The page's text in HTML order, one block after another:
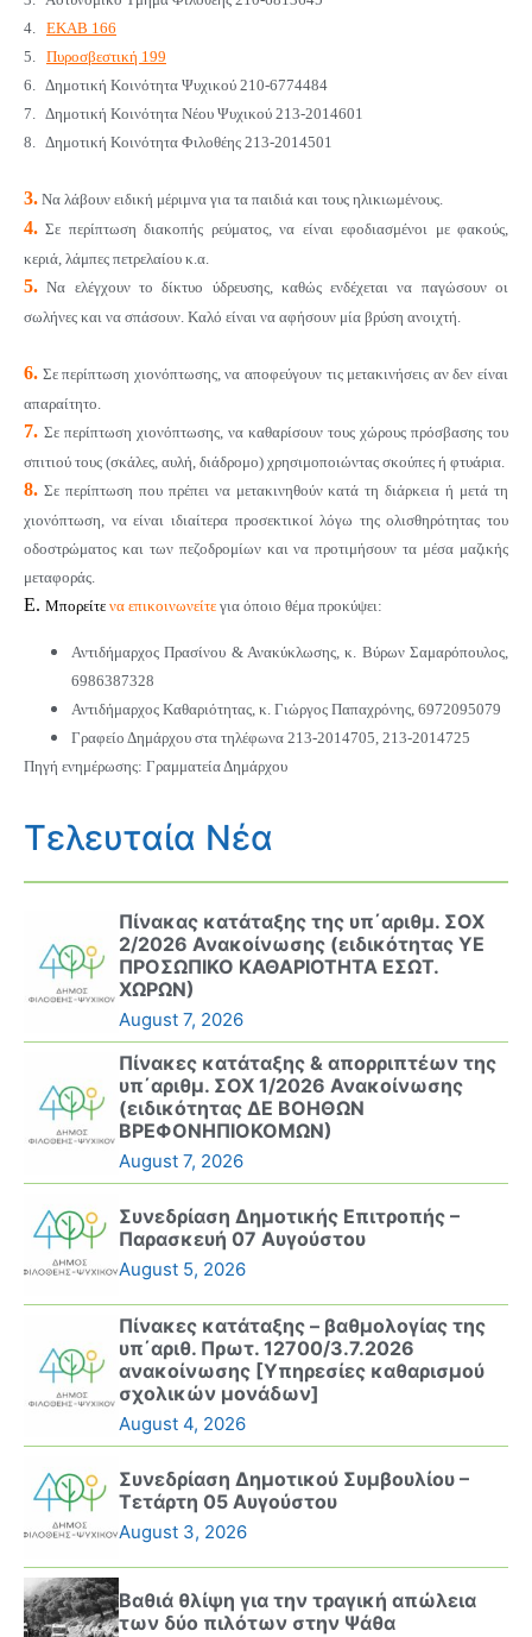
4. ΕΚΑΒ 166
5. Πυροσβεστική 199
6. Δημοτική Κοινότητα Ψυχικού 210-6774484
7. Δημοτική Κοινότητα Νέου Ψυχικού 213-2014601
8. Δημοτική Κοινότητα Φιλοθέης 213-2014501
3. Να λάβουν ειδική μέριμνα για τα παιδιά και τους ηλικιωμένους.
4. Σε περίπτωση διακοπής ρεύματος, να είναι εφοδιασμένοι με φακούς,
κεριά, λάμπες πετρελαίου κ.α.
5. Να ελέγχουν το δίκτυο ύδρευσης, καθώς ενδέχεται να παγώσουν οι
σωλήνες και να σπάσουν. Καλό είναι να αφήσουν μία βρύση ανοιχτή.
6. Σε περίπτωση χιονόπτωσης, να αποφεύγουν τις μετακινήσεις αν δεν είναι
απαραίτητο.
7. Σε περίπτωση χιονόπτωσης, να καθαρίσουν τους χώρους πρόσβασης του
σπιτιού τους (σκάλες, αυλή, διάδρομο) χρησιμοποιώντας σκούπες ή φτυάρια.
8. Σε περίπτωση που πρέπει να μετακινηθούν κατά τη διάρκεια ή μετά τη
χιονόπτωση, να είναι ιδιαίτερα προσεκτικοί λόγω της ολισθηρότητας του
οδοστρώματος και των πεζοδρομίων και να προτιμήσουν τα μέσα μαζικής
μεταφοράς.
Ε. Μπορείτε να επικοινωνείτε για όποιο θέμα προκύψει:
Αντιδήμαρχος Πρασίνου & Ανακύκλωσης, κ. Βύρων Σαμαρόπουλος,
6986387328
Αντιδήμαρχος Καθαριότητας, κ. Γιώργος Παπαχρόνης, 6972095079
Γραφείο Δημάρχου στα τηλέφωνα 213-2014705, 213-2014725
Πηγή ενημέρωσης: Γραμματεία Δημάρχου
Τελευταία Νέα
Πίνακας κατάταξης της υπ΄αριθμ. ΣΟΧ
2/2026 Ανακοίνωσης (ειδικότητας ΥΕ
ΠΡΟΣΩΠΙΚΟ ΚΑΘΑΡΙΟΤΗΤΑ ΕΣΩΤ.
ΧΩΡΩΝ)
August 7, 2026
Πίνακες κατάταξης & απορριπτέων της
υπ΄αριθμ. ΣΟΧ 1/2026 Ανακοίνωσης
(ειδικότητας ΔΕ ΒΟΗΘΩΝ
ΒΡΕΦΟΝΗΠΙΟΚΟΜΩΝ)
August 7, 2026
Συνεδρίαση Δημοτικής Επιτροπής –
Παρασκευή 07 Αυγούστου
August 5, 2026
Πίνακες κατάταξης – βαθμολογίας της
υπ΄αριθ. Πρωτ. 12700/3.7.2026
ανακοίνωσης [Υπηρεσίες καθαρισμού
σχολικών μονάδων]
August 4, 2026
Συνεδρίαση Δημοτικού Συμβουλίου –
Τετάρτη 05 Αυγούστου
August 3, 2026
Βαθιά θλίψη για την τραγική απώλεια
των δύο πιλότων στην Ψάθα